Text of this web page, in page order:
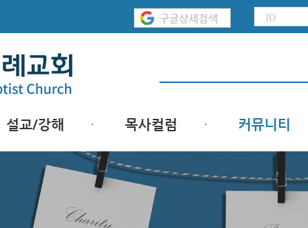
설교/강해 목사컬럼 커뮤니티